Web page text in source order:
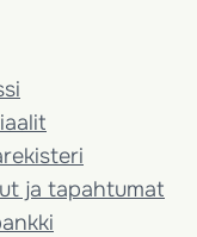
ja tapahtumat